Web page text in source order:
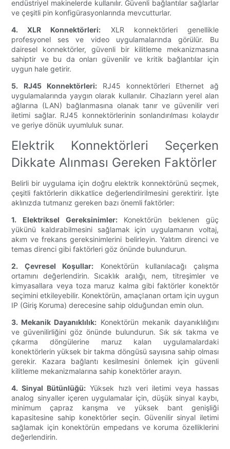
endüstriyel makinelerde kullanılır. Güvenli bağlantılar sağlarlar
ve çeşitli pin konfigürasyonlarında mevcutturlar.
4. XLR Konnektörleri: XLR konnektörleri genellikle
profesyonel ses ve video uygulamalarında görülür. Bu
dairesel konnektörler, güvenli bir kilitleme mekanizmasına
sahiptir ve bu da onları güvenilir ve kritik bağlantılar için
uygun hale getirir.
5. RJ45 Konnektörleri:RJ45 konnektörleri Ethernet ağ
uygulamalarında yaygın olarak kullanılır. Cihazların yerel alan
ağlarına (LAN) bağlanmasına olanak tanır ve güvenilir veri
iletimi sağlar. RJ45 konnektörlerinin sonlandırılması kolaydır
ve geriye dönük uyumluluk sunar.
Elektrik Konnektörleri Seçerken
Dikkate Alınması Gereken Faktörler
Belirli bir uygulama için doğru elektrik konnektörünü seçmek,
çeşitli faktörlerin dikkatlice değerlendirilmesini gerektirir. İşte
aklınızda tutmanız gereken bazı önemli faktörler:
1. Elektriksel Gereksinimler:Konektörün beklenen güç
yükünü kaldırabilmesini sağlamak için uygulamanın voltaj,
akım ve frekans gereksinimlerini belirleyin. Yalıtım direnci ve
temas direnci gibi faktörleri göz önünde bulundurun.
2. Çevresel Koşullar: Konektörün kullanılacağı çalışma
ortamını değerlendirin. Sıcaklık aralığı, nem, titreşimler ve
kimyasallara veya toza maruz kalma gibi faktörler konektör
seçimini etkileyebilir. Konektörün, amaçlanan ortam için uygun
IP (Giriş Koruma) derecesine sahip olduğundan emin olun.
3. Mekanik Dayanıklılık: Konektörün mekanik dayanıklılığını
ve güvenilirliğini göz önünde bulundurun. Sık sık takma ve
çıkarma döngülerine maruz kalan uygulamalardaki
konektörlerin yüksek bir takma döngüsü sayısına sahip olması
gerekir. Kazara bağlantı kesilmesini önlemek için güvenli
kilitleme mekanizmalarına sahip konektörler arayın.
4. Sinyal Bütünlüğü: Yüksek hızlı veri iletimi veya hassas
analog sinyaller içeren uygulamalar için, düşük sinyal kaybı,
minimum çapraz karışma ve yüksek bant genişliği
kapasitesine sahip konektörler seçin. Güvenilir sinyal iletimi
sağlamak için konektörün empedans ve koruma özelliklerini
değerlendirin.